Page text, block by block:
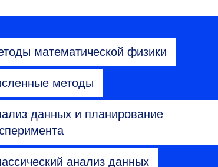
математической физики
методы
данных и планирование
анализ данных